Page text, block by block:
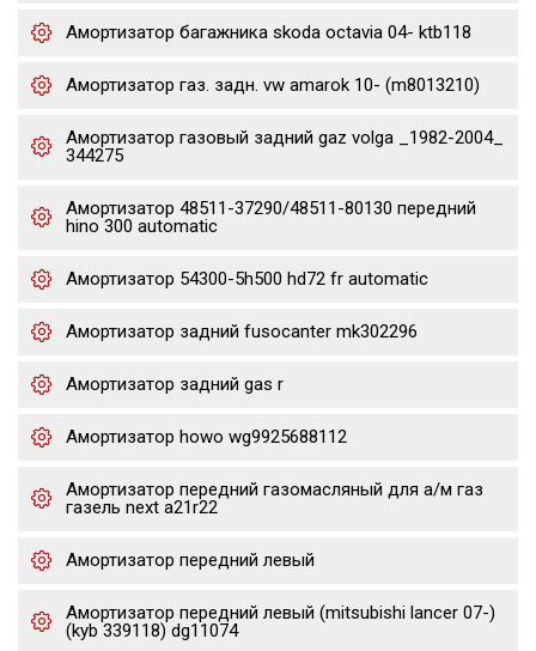
Амортизатор багажника skoda octavia 04- ktb118
Амортизатор газ. задн. vw amarok 10- (m8013210)
Амортизатор газовый задний gaz volga _1982-2004_
344275
Амортизатор 48511-37290/48511-80130 передний
hino 300 automatic
Амортизатор 54300-5h500 hd72 fr automatic
Амортизатор задний fusocanter mk302296
Амортизатор задний gas r
Амортизатор howo wg9925688112
Амортизатор передний газомасляный для а/м газ
газель next a21r22
Амортизатор передний левый
Амортизатор передний левый (mitsubishi lancer 07-)
(kyb 339118) dg11074